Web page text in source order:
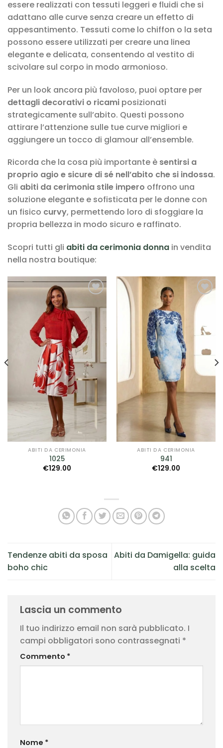
essere realizzati con tessuti leggeri e fluidi che si
adattano alle curve senza creare un effetto di
appesantimento. Tessuti come lo chiffon o la seta
possono essere utilizzati per creare una linea
elegante e delicata, consentendo al vestito di
scivolare sul corpo in modo armonioso.
Per un look ancora più favoloso, puoi optare per
dettagli decorativi o ricami posizionati
strategicamente sull’abito. Questi possono
attirare l’attenzione sulle tue curve migliori e
aggiungere un tocco di glamour all’ensemble.
Ricorda che la cosa più importante è sentirsi a
proprio agio e sicure di sé nell’abito che si indossa.
Gli abiti da cerimonia stile impero offrono una
soluzione elegante e sofisticata per le donne con
un fisico curvy, permettendo loro di sfoggiare la
propria bellezza in modo sicuro e raffinato.
Scopri tutti gli abiti da cerimonia donna in vendita
nella nostra boutique:
AGGIUNGI
ALLA TUA
LISTA DEI
DESIDERI
ABITI DA CERIMONIA
1025
€129.00
AGGIUNGI
ALLA TUA
LISTA DEI
DESIDERI
ABITI DA CERIMONIA
941
€129.00
Tendenze abiti da sposa
boho chic
Abiti da Damigella: guida
alla scelta
Lascia un commento
Il tuo indirizzo email non sarà pubblicato. I
campi obbligatori sono contrassegnati *
Commento *
Nome *